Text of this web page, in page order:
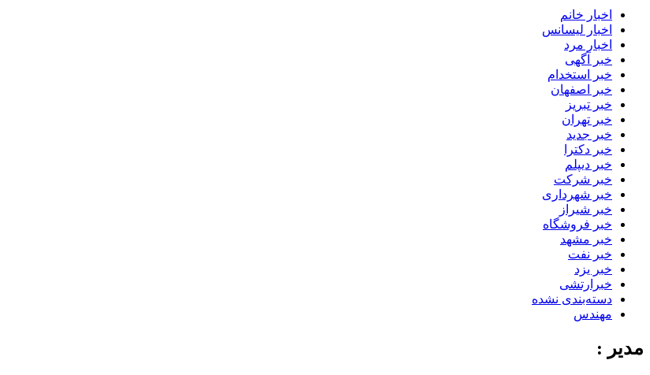
اخبار خانم
اخبار لیسانس
اخبار مرد
خبر آگهی
خبر استخدام
خبر اصفهان
خبر تبریز
خبر تهران
خبر جدید
خبر دکترا
خبر دیپلم
خبر شرکت
خبر شهرداری
خبر شیراز
خبر فروشگاه
خبر مشهد
خبر نفت
خبر یزد
خبرارتشی
دسته‌بندی نشده
مهندس
مدیر :